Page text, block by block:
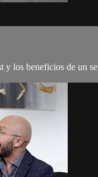
los beneficios de un